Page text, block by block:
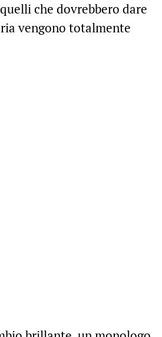
che dovrebbero dare
vengono totalmente